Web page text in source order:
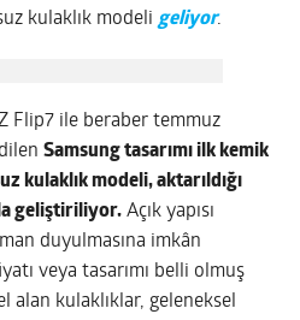
kulaklık modeli geliyor.
Flip7 ile beraber temmuz
Samsung tasarımı ilk kemik
kulaklık modeli, aktarıldığı
geliştiriliyor. Açık yapısı
duyulmasına imkân
veya tasarımı belli olmuş
kulaklıklar, geleneksel